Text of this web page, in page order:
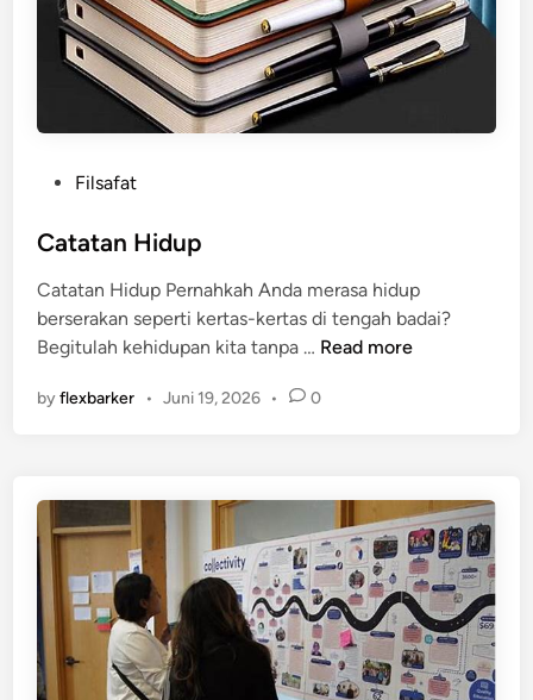
s
e
d
i
Filsafat
Catatan Hidup
Catatan Hidup Pernahkah Anda merasa hidup
berserakan seperti kertas-kertas di tengah badai?
Begitulah kehidupan kita tanpa … C
t
H
i
d
u
p
Read more
byflexbarker • Juni 19, 2026 • 0